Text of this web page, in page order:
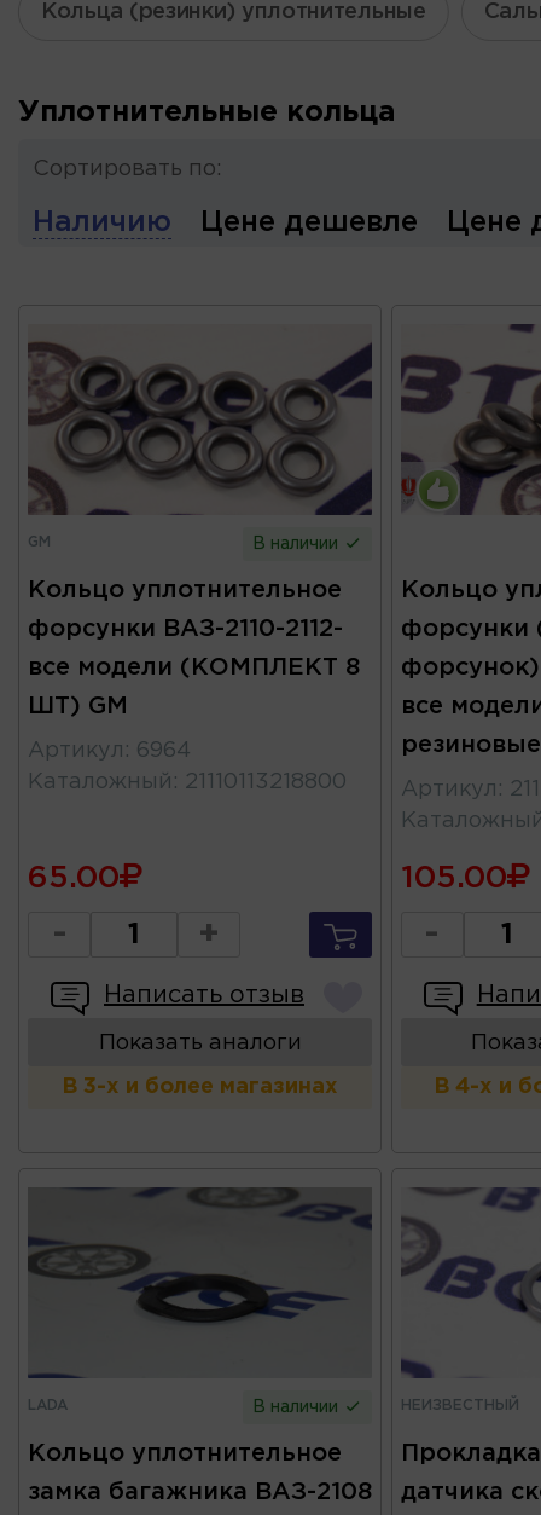
Кольца (резинки) уплотнительные
Уплотнительные кольца
Сортировать по:
Наличию Цене дешевле Цене
GM В наличии
Кольцо уплотнительное
форсунки ВАЗ-2110-2112-
все модели (КОМПЛЕКТ 8
ШТ) GM
Артикул : 6964
Каталожный : 21110113218800
65.00
- +
Написать отзыв
Показать аналоги
В 3-х и более магазинах
Кольцо
форсунки
форсунок)
все
Артикул :
105.00
-
В 4-х и
LADA В наличии
Кольцо уплотнительное
замка багажника ВАЗ-2108
НЕИЗВЕСТНЫЙ
датчика